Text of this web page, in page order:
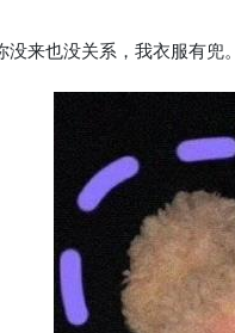
来也没关系，我衣服有兜。